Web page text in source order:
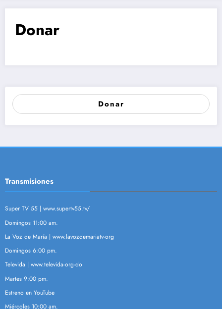
Donar
Donar
Transmisiones
Super TV 55 | www.supertv55.tv/
Domingos 11:00 am.
La Voz de María | www.lavozdemariatv-org
Domingos 6:00 pm.
Televida | www.televida-org-do
Martes 9:00 pm.
Estreno en YouTube
Miércoles 10:00 am.